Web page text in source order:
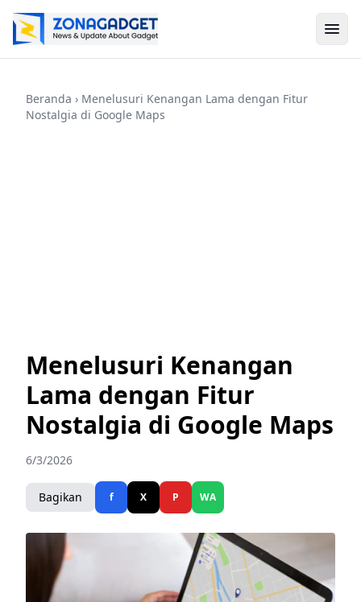
Beranda › Menelusuri Kenangan Lama dengan Fitur
Nostalgia di Google Maps
Menelusuri Kenangan
Lama dengan Fitur
Nostalgia di Google Maps
6/3/2026
Bagikan f X P WA